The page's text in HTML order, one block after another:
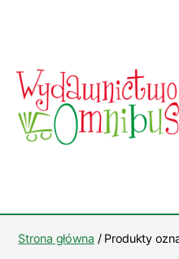
Omnibus
Strona główna / Produkty